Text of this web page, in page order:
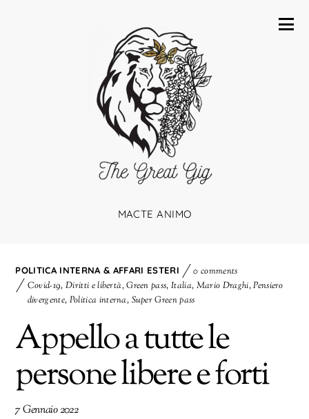
MACTE ANIMO
POLITICA INTERNA & AFFARI ESTERI
0 comments
Covid-19, Diritti e libertà,Green pass,Italia, Mario Draghi,Pensiero
divergente, Politica interna, Super Green pass
Appello a tutte le
persone libere e forti
7 Gennaio 2022